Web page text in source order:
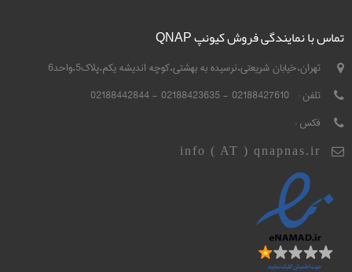
تماس با نمایندگی فروش کیونپ QNAP
تهران،خیابان شریعتی،نرسیده به بهشتی،کوچه اندیشه یکم،پلاک5،واحد6
تلفن : 02188427610 - 02188423635 - 02188442844
فکس :
info ( AT ) qnapnas.ir